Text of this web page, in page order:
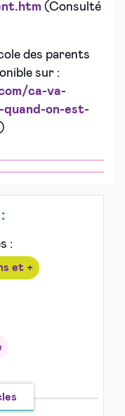
(Consulté
des parents
sur :
ca-va-
on-est-
:
et +